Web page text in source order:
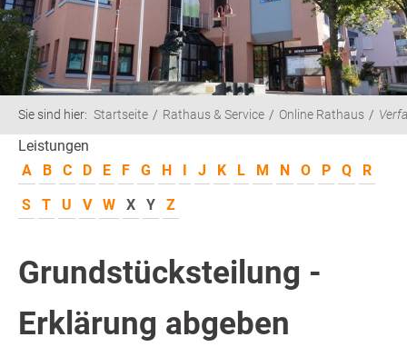
Sie sind hier: Startseite Rathaus & Service Online Rathaus
Leistungen
A
B C D E F G H I J K L M N O P Q
R
S
T U V W X Y Z
Grundstücksteilung -
Erklärung abgeben